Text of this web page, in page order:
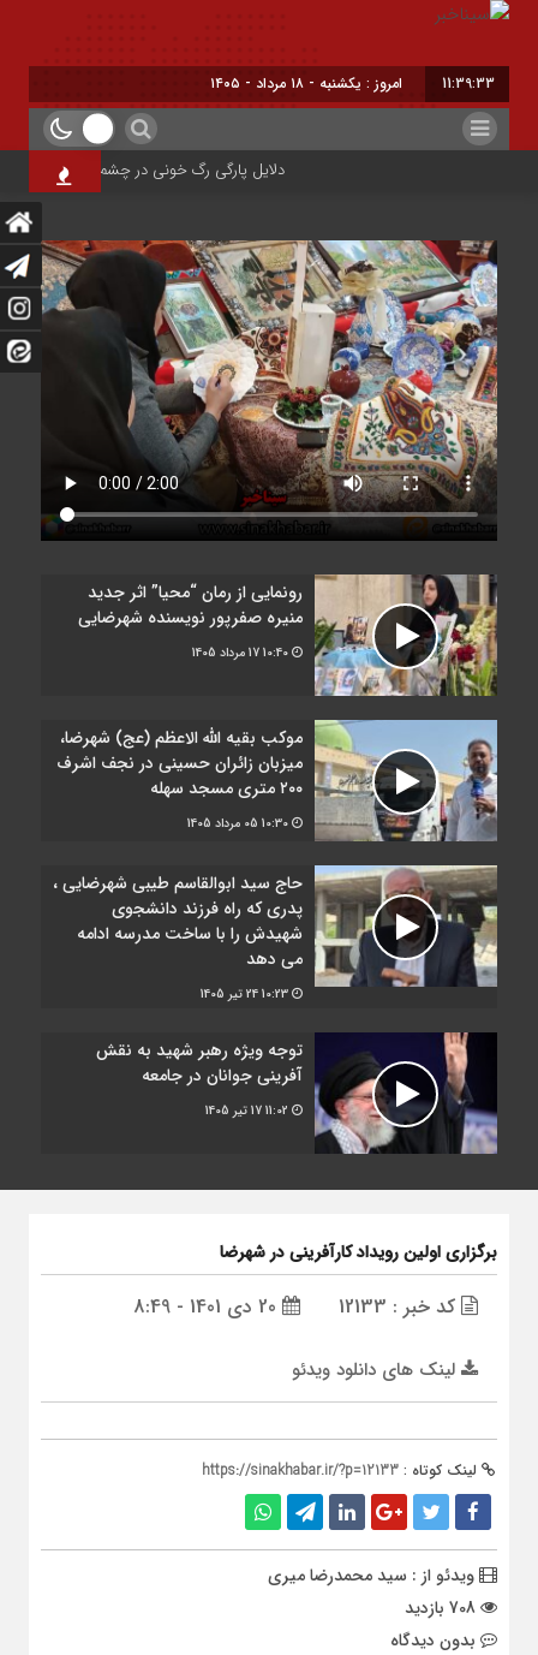
11:39:34 امروز : یکشنبه - ۱۸ مرداد - ۱۴۰۵
دلایل پارگی رگ خونی در چشم/ چه موقع باید
رونمایی از رمان “محیا” اثر جدید
منیره صفرپور نویسنده شهرضایی
17 مرداد 1405
موکب بقیه الله الاعظم (عج) شهرضا،
میزبان زائران حسینی در نجف اشرف
۲۰۰ متری مسجد سهله
05 مرداد 1405
حاج سید ابوالقاسم طیبی شهرضایی ،
پدری که راه فرزند دانشجوی
شهیدش را با ساخت مدرسه ادامه
می دهد
24 تیر 1405
توجه ویژه رهبر شهید به نقش
آفرینی جوانان در جامعه
17 تیر 1405
برگزاری اولین رویداد کارآفرینی در شهرضا
کد خبر : 12133
لینک های دانلود ویدئو
لینک کوتاه : https://sinakhabar.ir/?p=12133
ویدئو از : سید محمدرضا میری
بدون دیدگاه